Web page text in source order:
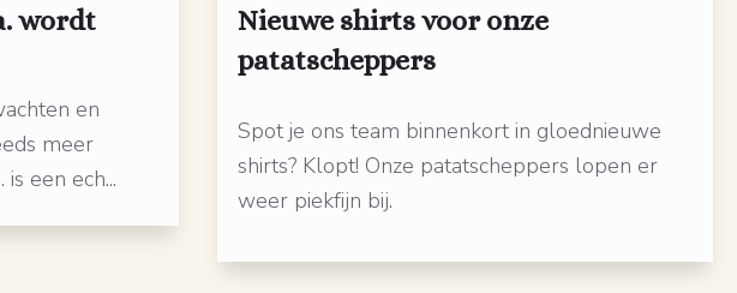
wordt
en
meer
een ech...
Nieuwe shirts voor onze
patatscheppers
Spot je ons team binnenkort in gloednieuwe
shirts? Klopt! Onze patatscheppers lopen er
weer piekfijn bij.